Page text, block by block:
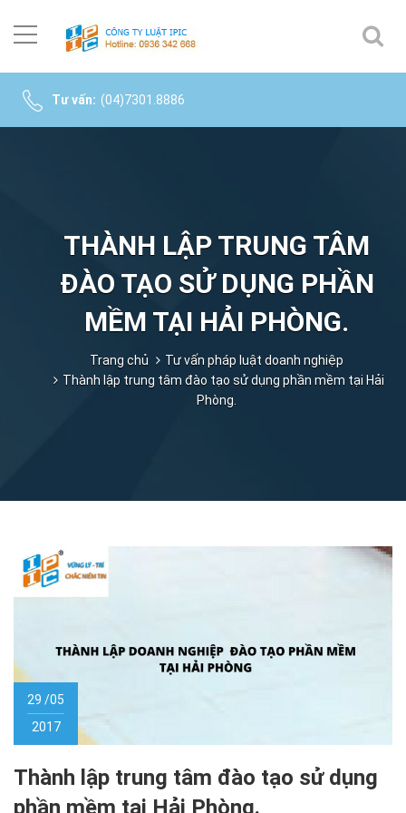
Tư vấn: (04)7301.8886
THÀNH LẬP TRUNG TÂM
ĐÀO TẠO SỬ DỤNG PHẦN
MỀM TẠI HẢI PHÒNG.
Trang chủ
Tư vấn pháp luật doanh nghiệp
Thành lập trung tâm đào tạo sử dụng phần mềm tại Hải
Phòng.
29 /05
2017
Thành lập trung tâm đào tạo sử dụng
phần mềm tại Hải Phòng.